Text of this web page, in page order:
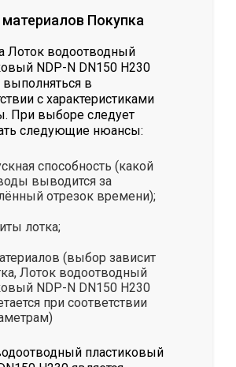
Покупка
Лоток водоотводный
NDP-N DN150 H230
в
с характеристиками
При выборе следует
следующие нюансы:
способность (какой
выводится за
отрезок времени);
лотка;
(выбор зависит
Лоток водоотводный
NDP-N DN150 H230
при соответствии
пластиковый